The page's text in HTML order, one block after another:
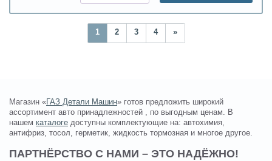
1 2 3 4 »
Магазин « ГАЗ Детали Машин» готов предложить широкий
ассортимент авто принадлежностей , по выгодным ценам. В
нашем каталоге доступны комплектующие на: автохимия,
антифриз, тосол, герметик, жидкость тормозная и многое другое.
ПАРТНЁРСТВО С НАМИ – ЭТО НАДЁЖНО!